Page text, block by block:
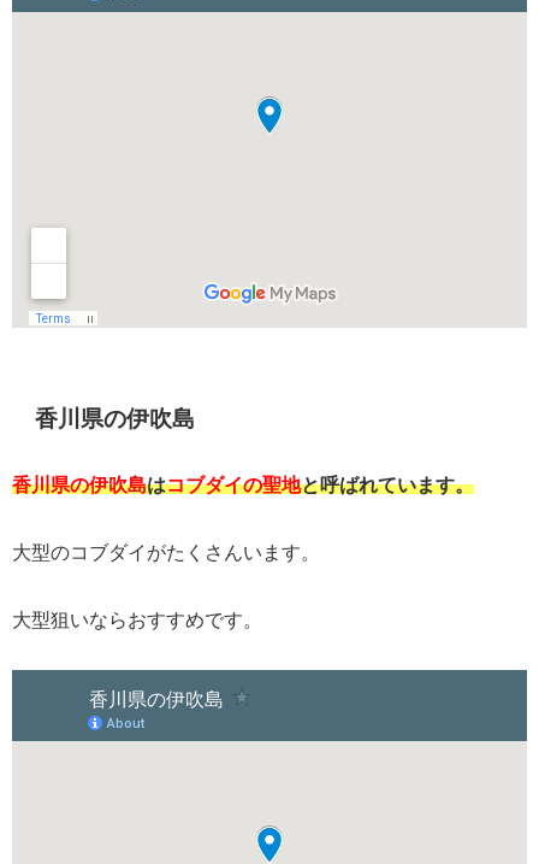
香川県の伊吹島
香川県の伊吹島はコブダイの聖地と呼ばれています。
大型のコブダイがたくさんいます。
大型狙いならおすすめです。